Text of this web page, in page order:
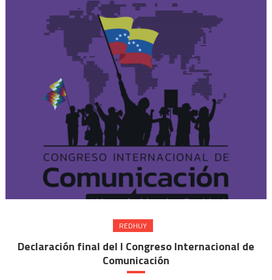
REDHUY
Declaración final del I Congreso Internacional de
Comunicación